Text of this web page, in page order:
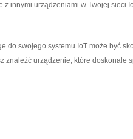
innymi urządzeniami w Twojej sieci
do swojego systemu IoT może ⁤być
znaleźć urządzenie, ⁢które ​doskonale